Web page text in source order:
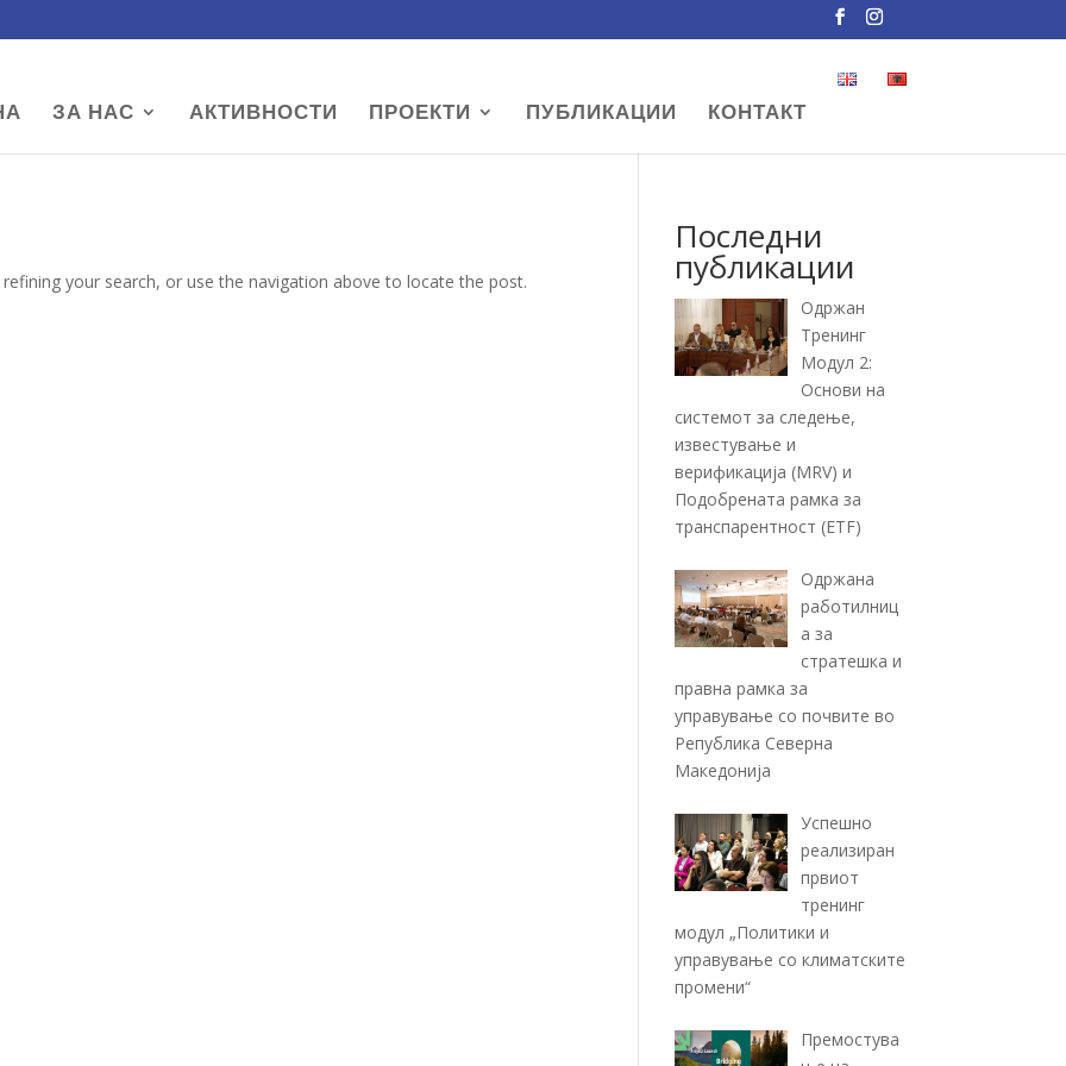
ЗА НАС АКТИВНОСТИ ПРОЕКТИ ПУБЛИКАЦИИ КОНТАКТ
your search, or use the navigation above to locate the post.
Последни
публикации
Одржан
Тренинг
Модул 2:
Основи на
системот за следење,
известување и
верификација (MRV) и
Подобрената рамка за
транспарентност (ETF)
Одржана
работилниц
а за
стратешка и
правна рамка за
управување со почвите во
Република Северна
Македонија
Успешно
реализиран
првиот
тренинг
модул „Политики и
управување со климатските
промени“
Премостува